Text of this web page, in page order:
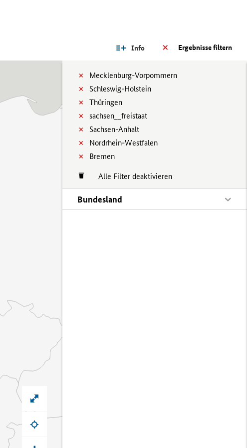
Ergebnisse filtern
Info
Mecklenburg-Vorpommern
Schleswig-Holstein
Thüringen
sachsen__freistaat
Sachsen-Anhalt
Nordrhein-Westfalen
Bremen
Alle Filter deaktivieren
Bundesland